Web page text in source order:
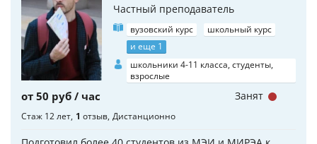
Частный преподаватель
вузовский курс
школьный курс
и еще 1
школьники 4-11 класса, студенты,
взрослые
от 50 руб / час
Стаж 12 лет 1 отзыв Дистанционно
Занят